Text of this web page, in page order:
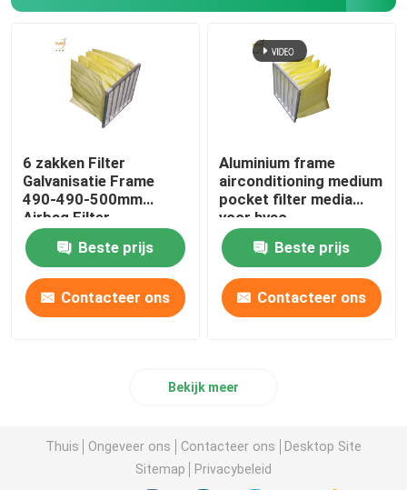
6 zakken Filter
Galvanisatie Frame
490-490-500mm
Airbag Filter
Beste prijs
Contacteer ons
Aluminium frame
airconditioning medium
pocket filter media
voor hvac
Beste prijs
Contacteer ons
Bekijk meer
Thuis Ongeveer ons Contacteer ons
Desktop Site
Sitemap
Privacybeleid